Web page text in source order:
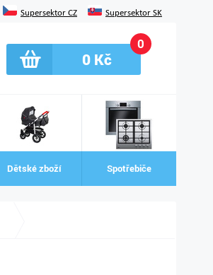
Supersektor CZ Supersektor SK
0Kč
0
Dětské zboží Spotřebiče